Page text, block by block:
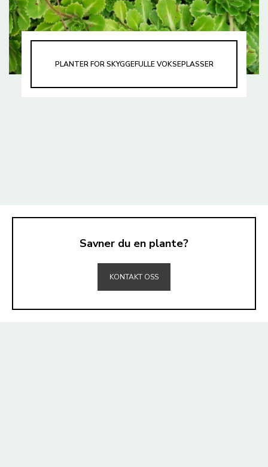
PLANTER FOR SKYGGEFULLE VOKSEPLASSER
Savner du en plante?
KONTAKT OSS